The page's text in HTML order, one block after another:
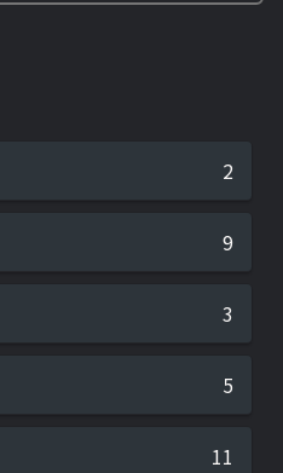
2
9
3
5
11